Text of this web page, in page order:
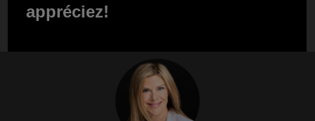
appréciez!